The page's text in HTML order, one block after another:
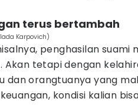
terus bertambah
Karpovich)
penghasilan suami
Akan tetapi dengan
dan orangtuanya yang
kondisi kalian